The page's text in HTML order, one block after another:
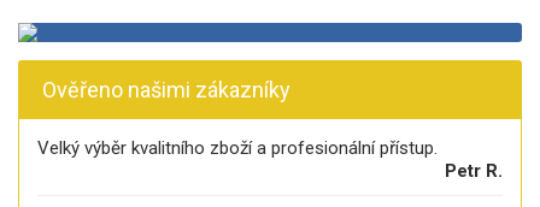
Ověřeno našimi zákazníky
Velký výběr kvalitního zboží a profesionální přístup.
Petr R.